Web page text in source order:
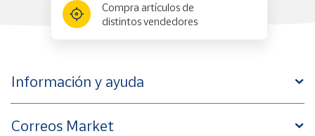
Compra artículos de
distintos vendedores
Información y ayuda
Correos Market